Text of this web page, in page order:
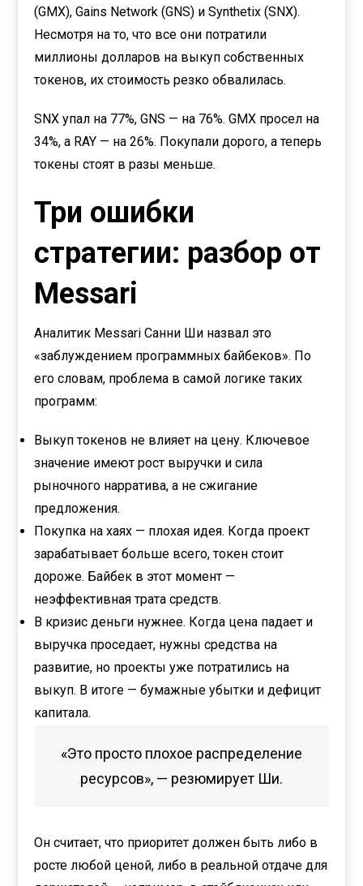
(GMX), Gains Network (GNS) и Synthetix (SNX).
Несмотря на то, что все они потратили
миллионы долларов на выкуп собственных
токенов, их стоимость резко обвалилась.
SNX упал на 77%, GNS — на 76%. GMX просел на
34%, а RAY — на 26%. Покупали дорого, а теперь
токены стоят в разы меньше.
Три ошибки
стратегии: разбор от
Messari
Аналитик Messari Санни Ши назвал это
«заблуждением программных байбеков». По
его словам, проблема в самой логике таких
программ:
Выкуп токенов не влияет на цену. Ключевое
значение имеют рост выручки и сила
рыночного нарратива, а не сжигание
предложения.
Покупка на хаях — плохая идея. Когда проект
зарабатывает больше всего, токен стоит
дороже. Байбек в этот момент —
неэффективная трата средств.
В кризис деньги нужнее. Когда цена падает и
выручка проседает, нужны средства на
развитие, но проекты уже потратились на
выкуп. В итоге — бумажные убытки и дефицит
капитала.
«Это просто плохое распределение
ресурсов», — резюмирует Ши.
Он считает, что приоритет должен быть либо в
росте любой ценой, либо в реальной отдаче для